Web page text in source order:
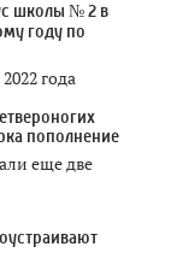
школы № 2 в
году по
года
пополнение
еще две